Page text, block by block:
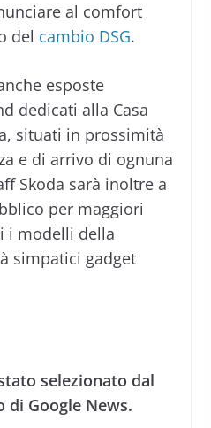
al comfort
del cambio DSG.
esposte
dedicati alla Casa
situati in prossimità
e di arrivo di ognuna
Skoda sarà inoltre a
per maggiori
i modelli della
simpatici gadget
selezionato dal
di Google News.